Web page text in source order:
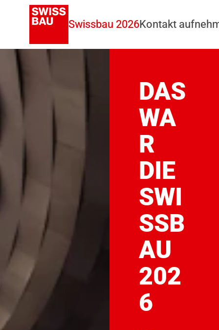
Swissbau 2026Kontakt
DAS
WA
R
DIE
SWI
SSB
AU
202
6